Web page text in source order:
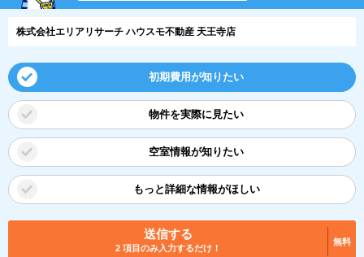
株式会社エリアリサーチ ハウスモ不動産 天王寺店
初期費用が知りたい
物件を実際に見たい
空室情報が知りたい
もっと詳細な情報がほしい
送信する
2 項目のみ入力するだけ！
無料